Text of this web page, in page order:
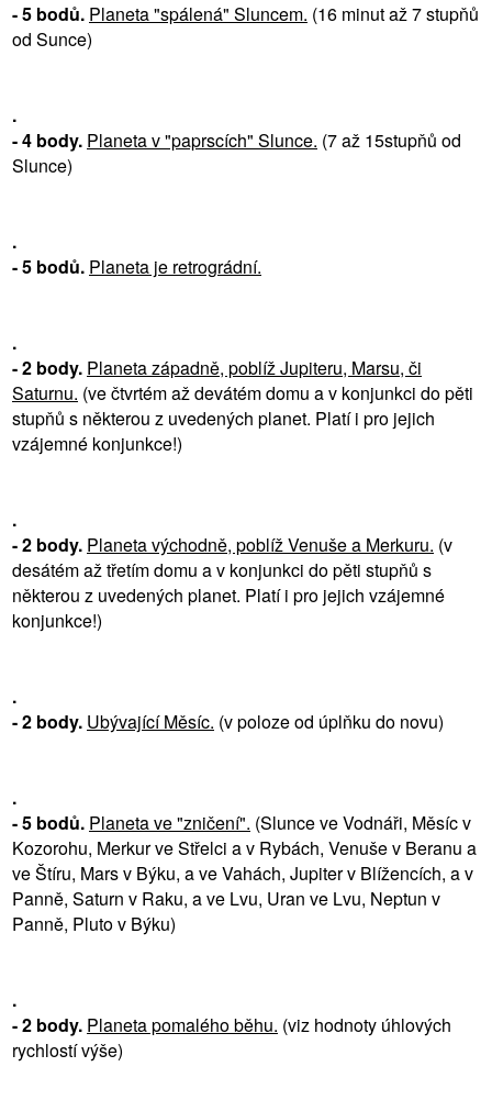
- 5 bodů. Planeta "spálená" Sluncem. (16 minut až 7 stupňů
od Sunce)
.
- 4 body. Planeta v "paprscích" Slunce. (7 až 15stupňů od
Slunce)
.
- 5 bodů. Planeta je retrográdní.
.
- 2 body. Planeta západně, poblíž Jupiteru, Marsu, či
Saturnu. (ve čtvrtém až devátém domu a v konjunkci do pěti
stupňů s některou z uvedených planet. Platí i pro jejich
vzájemné konjunkce!)
.
- 2 body. Planeta východně, poblíž Venuše a Merkuru. (v
desátém až třetím domu a v konjunkci do pěti stupňů s
některou z uvedených planet. Platí i pro jejich vzájemné
konjunkce!)
.
- 2 body. Ubývající Měsíc. (v poloze od úplňku do novu)
.
- 5 bodů. Planeta ve "zničení". (Slunce ve Vodnáři, Měsíc v
Kozorohu, Merkur ve Střelci a v Rybách, Venuše v Beranu a
ve Štíru, Mars v Býku, a ve Vahách, Jupiter v Blížencích, a v
Panně, Saturn v Raku, a ve Lvu, Uran ve Lvu, Neptun v
Panně, Pluto v Býku)
.
- 2 body. Planeta pomalého běhu. (viz hodnoty úhlových
rychlostí výše)